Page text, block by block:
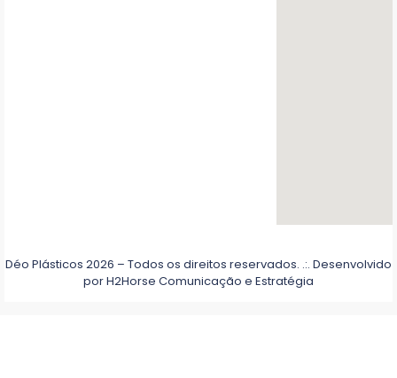
Déo Plásticos 2026 – Todos os direitos reservados. .:. Desenvolvido
porH2Horse Comunicação e Estratégia